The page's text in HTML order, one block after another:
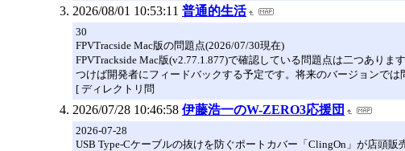
2026/08/01 10:53:11 普通的生活
30
FPVTracside Mac版の問題点(2026/07/30現在)
FPVTrackside Mac版(v2.77.1.877)で確認している問題点は二つあり
つけば開発者にフィードバックする予定です。将来のバージョンでは
[ ディレクトリ問
2026/07/28 10:46:58 伊藤浩一のW-ZERO3応援団
2026-07-28
USB Type-Cケーブルの抜けを防ぐポートカバー「ClingOn」が店頭販